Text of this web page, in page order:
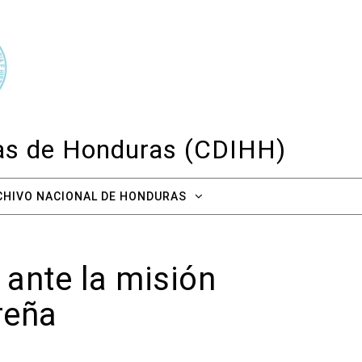
de Honduras (CDIHH)
NACIONAL DE HONDURAS
la misión